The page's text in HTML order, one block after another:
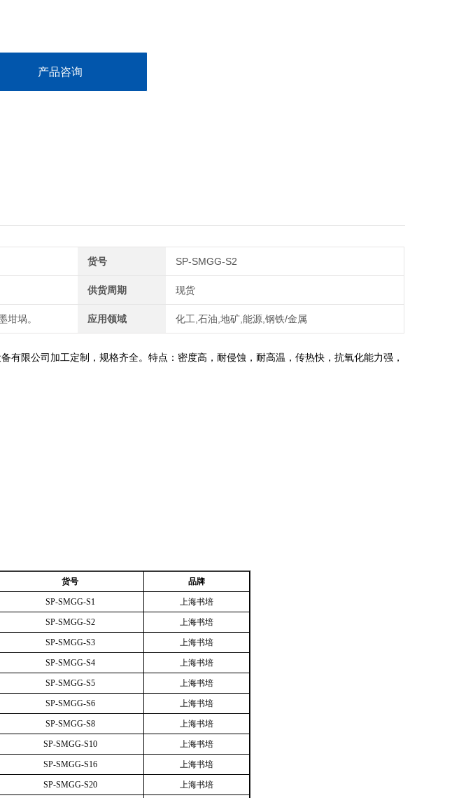
产品咨询
货号 SP-SMGG-S2
供货周期 现货
坩埚。 应用领域 化工,石油,地矿,能源,钢铁/金属
有限公司加工定制，规格齐全。特点：密度高，耐侵蚀，耐高温，传热快，抗氧化能力强，
货号 品牌
SP-SMGG-S1 上海书培
SP-SMGG-S2 上海书培
SP-SMGG-S3 上海书培
SP-SMGG-S4 上海书培
SP-SMGG-S5 上海书培
SP-SMGG-S6 上海书培
SP-SMGG-S8 上海书培
SP-SMGG-S10 上海书培
SP-SMGG-S16 上海书培
SP-SMGG-S20 上海书培